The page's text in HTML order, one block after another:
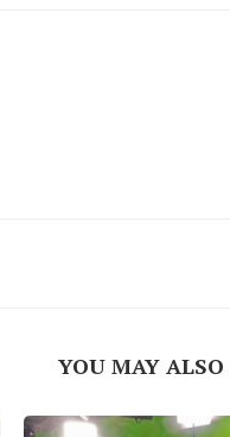
YOU MAY